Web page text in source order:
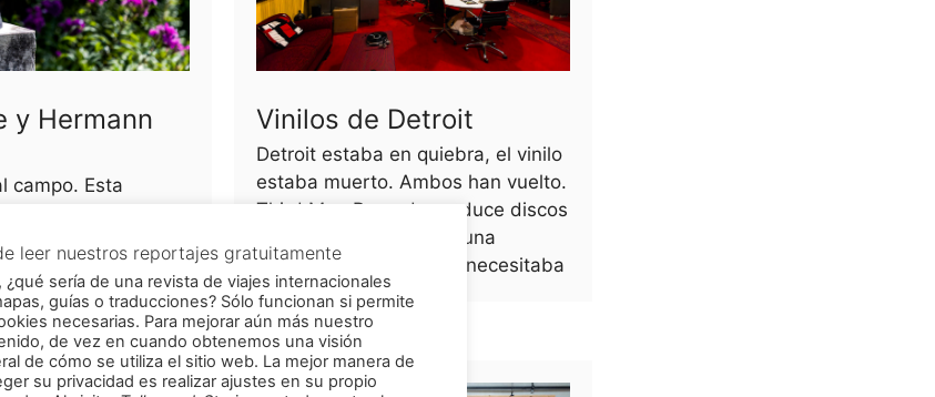
y Hermann
campo. Esta
hacia 1900 y
de las
en una
Hesse
Vinilos de Detroit
Detroit estaba en quiebra, el vinilo
estaba muerto. Ambos han vuelto.
Third Man Records produce discos
de edición limitada – y una
profesión que ya nadie necesitaba